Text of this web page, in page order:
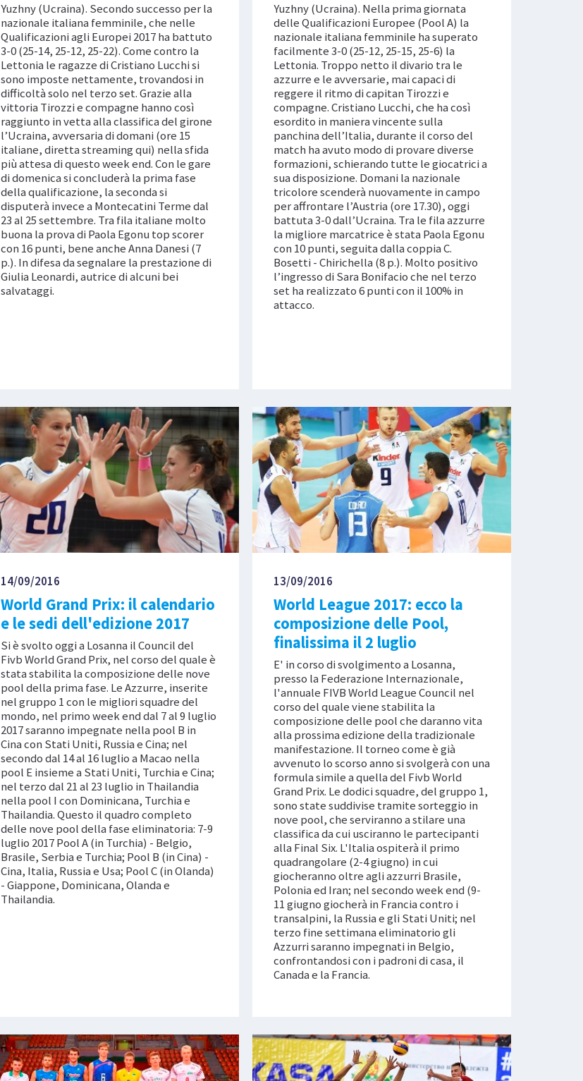
Yuzhny (Ucraina). Secondo successo per la
nazionale italiana femminile, che nelle
Qualificazioni agli Europei 2017 ha battuto
3-0 (25-14, 25-12, 25-22). Come contro la
Lettonia le ragazze di Cristiano Lucchi si
sono imposte nettamente, trovandosi in
difficoltà solo nel terzo set. Grazie alla
vittoria Tirozzi e compagne hanno così
raggiunto in vetta alla classifica del girone
l’Ucraina, avversaria di domani (ore 15
italiane, diretta streaming qui) nella sfida
più attesa di questo week end. Con le gare
di domenica si concluderà la prima fase
della qualificazione, la seconda si
disputerà invece a Montecatini Terme dal
23 al 25 settembre. Tra fila italiane molto
buona la prova di Paola Egonu top scorer
con 16 punti, bene anche Anna Danesi (7
p.). In difesa da segnalare la prestazione di
Giulia Leonardi, autrice di alcuni bei
salvataggi.
Yuzhny (Ucraina). Nella prima giornata
delle Qualificazioni Europee (Pool A) la
nazionale italiana femminile ha superato
facilmente 3-0 (25-12, 25-15, 25-6) la
Lettonia. Troppo netto il divario tra le
azzurre e le avversarie, mai capaci di
reggere il ritmo di capitan Tirozzi e
compagne. Cristiano Lucchi, che ha così
esordito in maniera vincente sulla
panchina dell’Italia, durante il corso del
match ha avuto modo di provare diverse
formazioni, schierando tutte le giocatrici a
sua disposizione. Domani la nazionale
tricolore scenderà nuovamente in campo
per affrontare l’Austria (ore 17.30), oggi
battuta 3-0 dall’Ucraina. Tra le fila azzurre
la migliore marcatrice è stata Paola Egonu
con 10 punti, seguita dalla coppia C.
Bosetti - Chirichella (8 p.). Molto positivo
l’ingresso di Sara Bonifacio che nel terzo
set ha realizzato 6 punti con il 100% in
attacco.
14/09/2016
World Grand Prix: il calendario
e le sedi dell'edizione 2017
Si è svolto oggi a Losanna il Council del
Fivb World Grand Prix, nel corso del quale è
stata stabilita la composizione delle nove
pool della prima fase. Le Azzurre, inserite
nel gruppo 1 con le migliori squadre del
mondo, nel primo week end dal 7 al 9 luglio
2017 saranno impegnate nella pool B in
Cina con Stati Uniti, Russia e Cina; nel
secondo dal 14 al 16 luglio a Macao nella
pool E insieme a Stati Uniti, Turchia e Cina;
nel terzo dal 21 al 23 luglio in Thailandia
nella pool I con Dominicana, Turchia e
Thailandia. Questo il quadro completo
delle nove pool della fase eliminatoria: 7-9
luglio 2017 Pool A (in Turchia) - Belgio,
Brasile, Serbia e Turchia; Pool B (in Cina) -
Cina, Italia, Russia e Usa; Pool C (in Olanda)
- Giappone, Dominicana, Olanda e
Thailandia.
13/09/2016
World League 2017: ecco la
composizione delle Pool,
finalissima il 2 luglio
E' in corso di svolgimento a Losanna,
presso la Federazione Internazionale,
l'annuale FIVB World League Council nel
corso del quale viene stabilita la
composizione delle pool che daranno vita
alla prossima edizione della tradizionale
manifestazione. Il torneo come è già
avvenuto lo scorso anno si svolgerà con una
formula simile a quella del Fivb World
Grand Prix. Le dodici squadre, del gruppo 1,
sono state suddivise tramite sorteggio in
nove pool, che serviranno a stilare una
classifica da cui usciranno le partecipanti
alla Final Six. L'Italia ospiterà il primo
quadrangolare (2-4 giugno) in cui
giocheranno oltre agli azzurri Brasile,
Polonia ed Iran; nel secondo week end (9-
11 giugno giocherà in Francia contro i
transalpini, la Russia e gli Stati Uniti; nel
terzo fine settimana eliminatorio gli
Azzurri saranno impegnati in Belgio,
confrontandosi con i padroni di casa, il
Canada e la Francia.